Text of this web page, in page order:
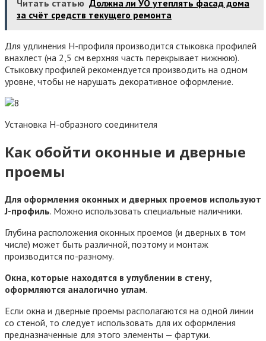
Читать статью Должна ли УО утеплять фасад дома
за счёт средств текущего ремонта
Для удлинения Н-профиля производится стыковка профилей
внахлест (на 2,5 см верхняя часть перекрывает нижнюю).
Стыковку профилей рекомендуется производить на одном
уровне, чтобы не нарушать декоративное оформление.
Установка Н-образного соединителя
Как обойти оконные и дверные
проемы
Для оформления оконных и дверных проемов используют
J-профиль. Можно использовать специальные наличники.
Глубина расположения оконных проемов (и дверных в том
числе) может быть различной, поэтому и монтаж
производится по-разному.
Окна, которые находятся в углублении в стену,
оформляются аналогично углам.
Если окна и дверные проемы располагаются на одной линии
со стеной, то следует использовать для их оформления
предназначенные для этого элементы — фартуки.